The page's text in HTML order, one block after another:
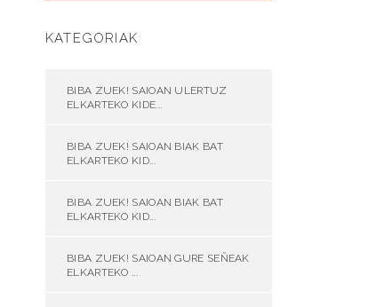
KATEGORIAK
BIBA ZUEK! SAIOAN ULERTUZ
ELKARTEKO KIDE...
BIBA ZUEK! SAIOAN BIAK BAT
ELKARTEKO KID...
BIBA ZUEK! SAIOAN BIAK BAT
ELKARTEKO KID...
BIBA ZUEK! SAIOAN GURE SEÑEAK
ELKARTEKO ...